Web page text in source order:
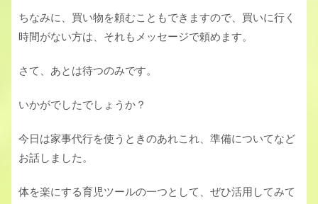
ちなみに、買い物を頼むこともできますので、買いに行く
時間がない方は、それもメッセージで頼めます。
さて、あとは待つのみです。
いかがでしたでしょうか？
今日は家事代行を使うときのあれこれ、準備についてなど
お話しました。
体を楽にする育児ツールの一つとして、ぜひ活用してみて